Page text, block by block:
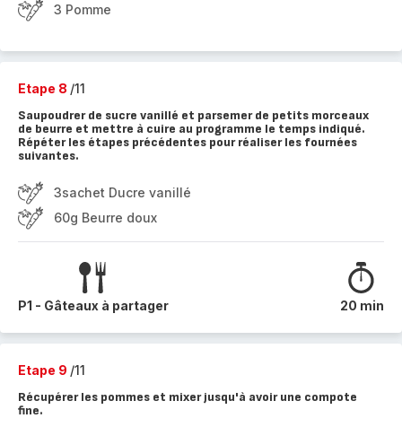
3 Pomme
Etape 8 /11
Saupoudrer de sucre vanillé et parsemer de petits morceaux
de beurre et mettre à cuire au programme le temps indiqué.
Répéter les étapes précédentes pour réaliser les fournées
suivantes.
3sachet Ducre vanillé
60g Beurre doux
P1 - Gâteaux à partager 20 min
Etape 9 /11
Récupérer les pommes et mixer jusqu'à avoir une compote
fine.